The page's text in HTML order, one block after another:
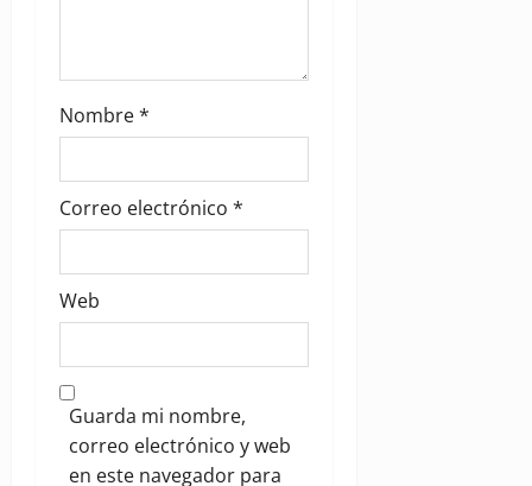
Nombre*
Correo electrónico *
Web
Guarda mi nombre,
correo electrónico y web
en este navegador para